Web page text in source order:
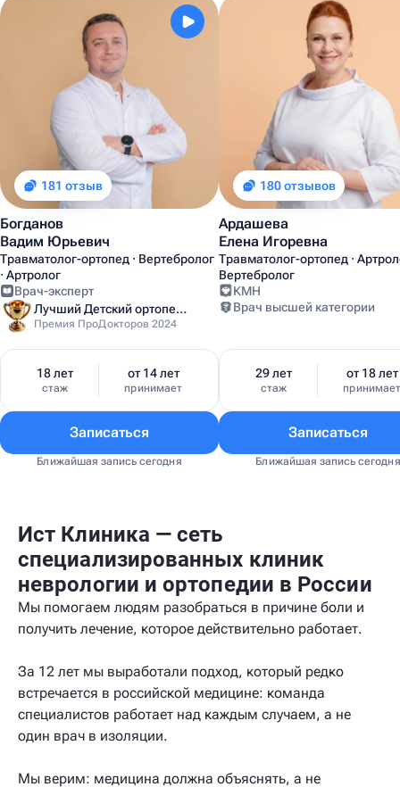
181 отзыв
Богданов
Вадим Юрьевич
Травматолог-ортопед · Вертебролог
· Артролог
Врач-эксперт
Лучший Детский ортопед Москвы
Премия ПроДокторов 2024
18 лет
стаж
от 14 лет
принимает
Записаться
Ближайшая запись сегодня
180 отзывов
Ардашева
Елена Игоревна
Травматолог-ортопед ·
Вертебролог
КМН
Врач высшей категории
29 лет
стаж
от 18 лет
принимает
Записаться
Ближайшая запись сегодня
Ист Клиника — сеть
специализированных клиник
неврологии и ортопедии в России
Мы помогаем людям разобраться в причине боли и
получить лечение, которое действительно работает.
За 12 лет мы выработали подход, который редко
встречается в российской медицине: команда
специалистов работает над каждым случаем, а не
один врач в изоляции.
Мы верим: медицина должна объяснять, а не